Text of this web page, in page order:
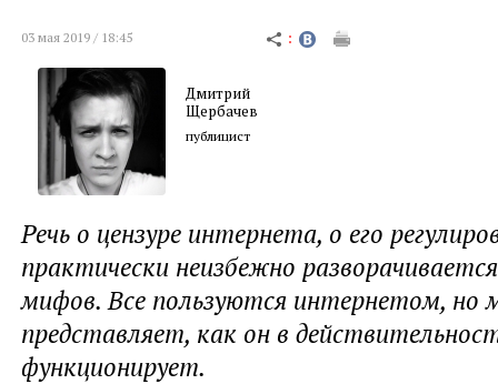
03 мая 2019 / 18:45
Дмитрий
Щербачев
публицист
Речь о цензуре интернета, о его
практически неизбежно
мифов. Все пользуются интернетом, но
представляет, как он в
функционирует.